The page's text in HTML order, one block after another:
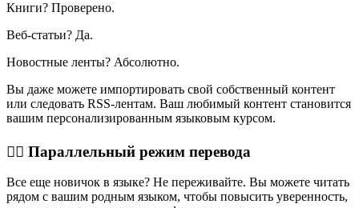
Книги? Проверено.
Веб-статьи? Да.
Новостные ленты? Абсолютно.
Вы даже можете импортировать свой собственный контент
или следовать RSS-лентам. Ваш любимый контент становится
вашим персонализированным языковым курсом.
👯‍♀️ Параллельный режим перевода
Все еще новичок в языке? Не переживайте. Вы можете читать
рядом с вашим родным языком, чтобы повысить уверенность,